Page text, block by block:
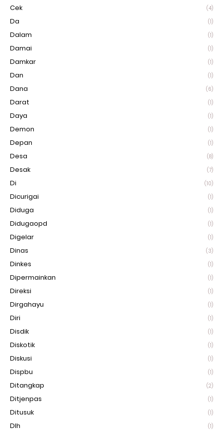
Cek (4)
Da (1)
Dalam (1)
Damai (1)
Damkar (1)
Dan (1)
Dana (6)
Darat (1)
Daya (1)
Demon (1)
Depan (1)
Desa (8)
Desak (7)
Di (10)
Dicurigai (1)
Diduga (1)
Didugaopd (1)
Digelar (1)
Dinas (3)
Dinkes (1)
Dipermainkan (1)
Direksi (1)
Dirgahayu (1)
Diri (1)
Disdik (1)
Diskotik (1)
Diskusi (1)
Dispbu (1)
Ditangkap (2)
Ditjenpas (1)
Ditusuk (1)
Dlh (1)